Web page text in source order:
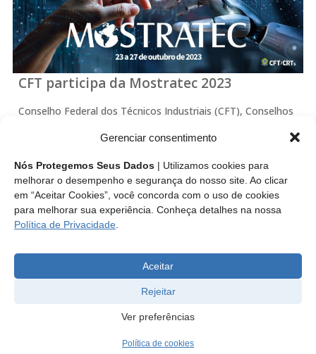
Gerenciar consentimento
Nós Protegemos Seus Dados | Utilizamos cookies para
melhorar o desempenho e segurança do nosso site. Ao clicar
em “Aceitar Cookies”, você concorda com o uso de cookies
para melhorar sua experiência. Conheça detalhes na nossa
Política de Privacidade
Aceitar
Rejeitar
Ver preferências
Política de cookies
CFT participa da Mostratec 2023
Conselho Federal dos Técnicos Industriais (CFT), Conselhos
Liberato Salzano ocupam estande compartilhado na feira
internacional de ciência e tecnologia promovida na cidade
de Novo Hamburgo dos dias 23 a 27 de outubro, que…
Leia mais